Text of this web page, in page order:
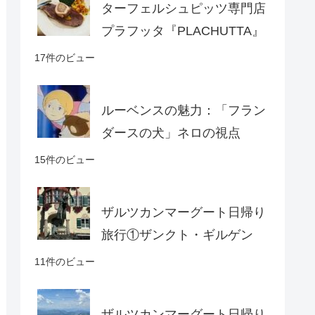
ターフェルシュピッツ専門店
プラフッタ『PLACHUTTA』
17件のビュー
ルーベンスの魅力：「フラン
ダースの犬」ネロの視点
15件のビュー
ザルツカンマーグート日帰り
旅行①ザンクト・ギルゲン
11件のビュー